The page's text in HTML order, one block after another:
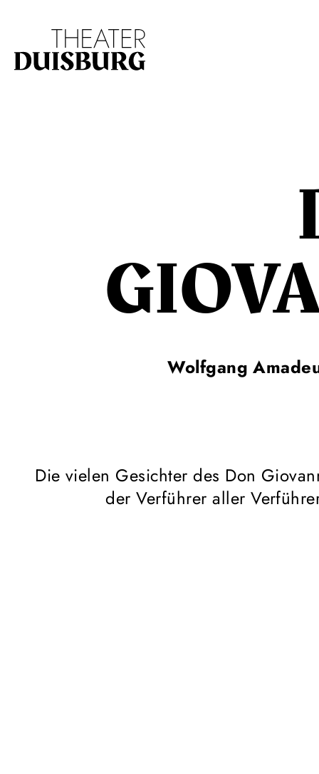
Wolfgang
Die vielen Gesichter des Don
der Verführer aller